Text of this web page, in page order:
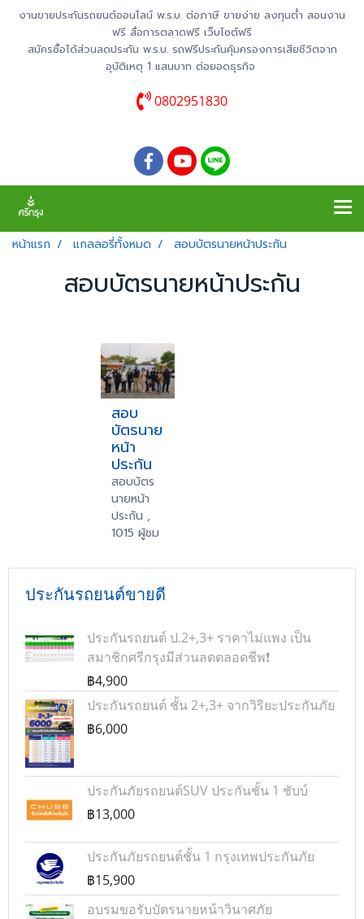
งานขายประกันรถยนต์ออนไลน์ พ.ร.บ. ต่อภาษี ขายง่าย ลงทุนต่ำ สอนงาน
ฟรี สื่อการตลาดฟรี เว็บไซต์ฟรี
สมัครซื้อได้ส่วนลดประกัน พ.ร.บ. รถฟรีประกันคุ้มครองการเสียชีวิตจาก
อุบัติเหตุ 1 แสนบาท ต่อยอดธุรกิจ
0802951830
หน้าแรก แกลลอรี่ทั้งหมด สอบบัตรนายหน้าประกัน
สอบบัตรนายหน้าประกัน
สอบ
บัตรนาย
หน้า
ประกัน
สอบบัตร
นายหน้า
ประกัน ,
1015 ผู้ชม
ประกันรถยนต์ขายดี
ประกันรถยนต์ ป.2+,3+ ราคาไม่แพง เป็น
สมาชิกศรีกรุงมีส่วนลดตลอดชีพ❗
฿4,900
ประกันรถยนต์ ชั้น 2+,3+ จากวิริยะประกันภัย
฿6,000
ประกันภัยรถยนต์SUV ประกันชั้น 1 ชับบ์
฿13,000
ประกันภัยรถยนต์ชั้น 1 กรุงเทพประกันภัย
฿15,900
อบรมขอรับบัตรนายหน้าวินาศภัย